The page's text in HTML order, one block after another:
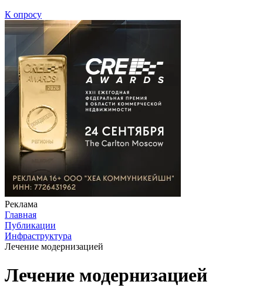
К опросу
Реклама
Главная
Публикации
Инфраструктура
Лечение модернизацией
Лечение модернизацией